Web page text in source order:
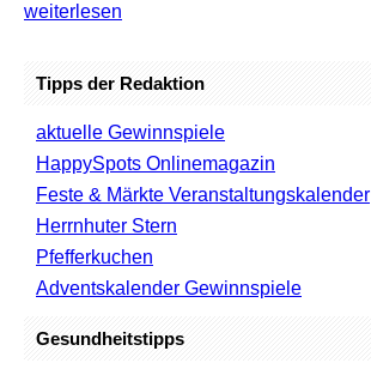
weiterlesen
Tipps der Redaktion
aktuelle Gewinnspiele
HappySpots Onlinemagazin
Feste & Märkte Veranstaltungskalender
Herrnhuter Stern
Pfefferkuchen
Adventskalender Gewinnspiele
Gesundheitstipps